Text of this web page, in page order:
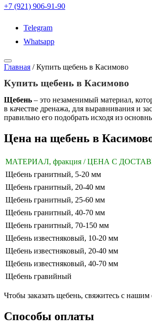
+7 (921) 906-91-90
Telegram
Whatsapp
Главная /Купить щебень в Касимово
Купить щебень в Касимово
Щебень – это незаменимый материал,
в качестве дренажа, для выравнивания и
правильно его подобрать исходя из
Цена на щебень в
МАТЕРИАЛ, фракция / ЦЕНА С
Щебень гранитный, 5-20 мм
Щебень гранитный, 20-40 мм
Щебень гранитный, 25-60 мм
Щебень гранитный, 40-70 мм
Щебень гранитный, 70-150 мм
Щебень известняковый, 10-20 мм
Щебень известняковый, 20-40 мм
Щебень известняковый, 40-70 мм
Щебень гравийный
Чтобы заказать щебень, свяжитесь с
Способы оплаты